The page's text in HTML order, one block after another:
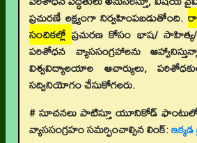
ప్రచురణే లక్ష్యంగా నిర్వహింపబడుతోంది.
సంచికల్లో ప్రచురణ కోసం భాష/
పరిశోధన వ్యాససంగ్రహాలను
విశ్వవిద్యాలయాల ఆచార్యులు,
సద్వినియోగం చేసుకోగలరు.
# సూచనలు పాటిస్తూ యూనికోడ్
వ్యాససంగ్రహం సమర్పించాల్సిన లింక్: